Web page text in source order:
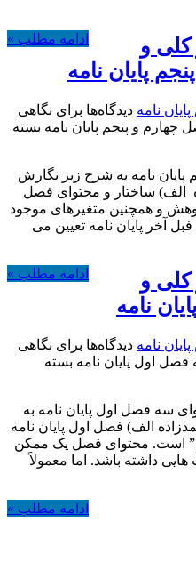
ادامه مطلب »
کلی و
پایان نامه
نامه دیدگاه‌ها برای نگاهی
و پنجم پایان نامه بسته
نامه به شرح زیر نگارش
الف) ساختار و محتوای فصل
و همچنين متغیرهای موجود
آخر پایان نامه تعیین می
ادامه مطلب »
کلی و
نامه
نامه دیدگاه‌ها برای نگاهی
اول پایان نامه بسته
سه فصل اول پایان نامه به
الف) فصل اول پایان نامه
است. محتوای فصل یک ممکن
داشته باشد. اما معمولاً
ادامه مطلب »